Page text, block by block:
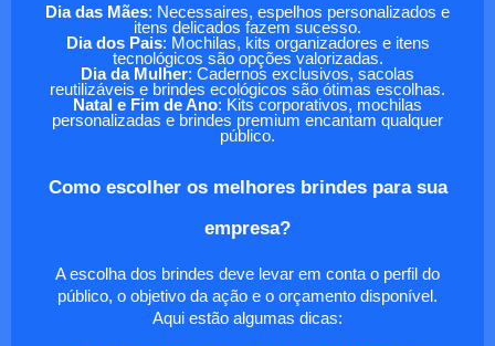
Dia das Mães: Necessaires, espelhos personalizados e
itens delicados fazem sucesso.
Dia dos Pais: Mochilas, kits organizadores e itens
tecnológicos são opções valorizadas.
Dia da Mulher: Cadernos exclusivos, sacolas
reutilizáveis e brindes ecológicos são ótimas escolhas.
Natal e Fim de Ano: Kits corporativos, mochilas
personalizadas e brindes premium encantam qualquer
público.
Como escolher os melhores brindes para sua
empresa?
A escolha dos brindes deve levar em conta o perfil do
público, o objetivo da ação e o orçamento disponível.
Aqui estão algumas dicas: